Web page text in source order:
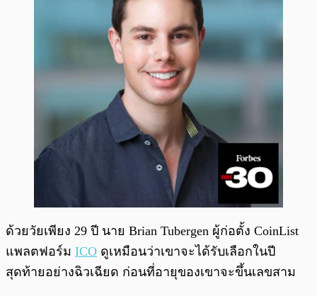
ด้วยวัยเพียง 29 ปี นาย Brian Tubergen ผู้ก่อตั้ง CoinList
แพลตฟอร์ม ICO ดูเหมือนว่าเขาจะได้รับเลือกในปี
สุดท้ายอย่างฉิวเฉียด ก่อนที่อายุของเขาจะขึ้นเลขสาม